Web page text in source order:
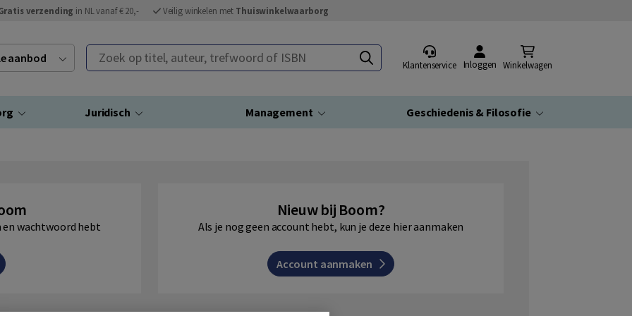
verzending in NL vanaf € 20,- Veilig winkelen met Thuiswinkelwaarborg
aanbod Zoek op titel, auteur, trefwoord of ISBN
Klantenservice Inloggen Winkelwagen
Juridisch Management Geschiedenis & Filosofie
en wachtwoord hebt
Nieuw bij Boom?
Als je nog geen account hebt, kun je deze hier aanmaken
Account aanmaken